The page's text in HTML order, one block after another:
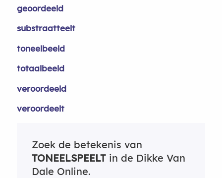
geoordeeld
substraatteelt
toneelbeeld
totaalbeeld
veroordeeld
veroordeelt
Zoek de betekenis van
TONEELSPEELTin de Dikke Van
Dale Online.